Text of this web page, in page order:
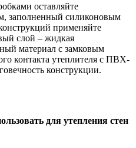
оставляйте
заполненный силиконовым
применяйте
слой – жидкая
материал с замковым
контакта утеплителя с ПВХ-
конструкции.
для утепления стен